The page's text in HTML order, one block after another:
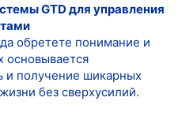
GTD для управления
обретете понимание и
основывается
и получение шикарных
без сверхусилий.